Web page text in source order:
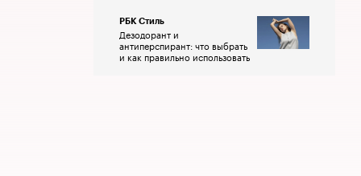
РБК Стиль
Дезодорант и
антиперспирант: что выбрать
и как правильно использовать